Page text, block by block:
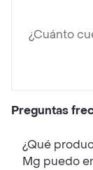
¿Cuánto
Preguntas
¿Qué
Mg puedo